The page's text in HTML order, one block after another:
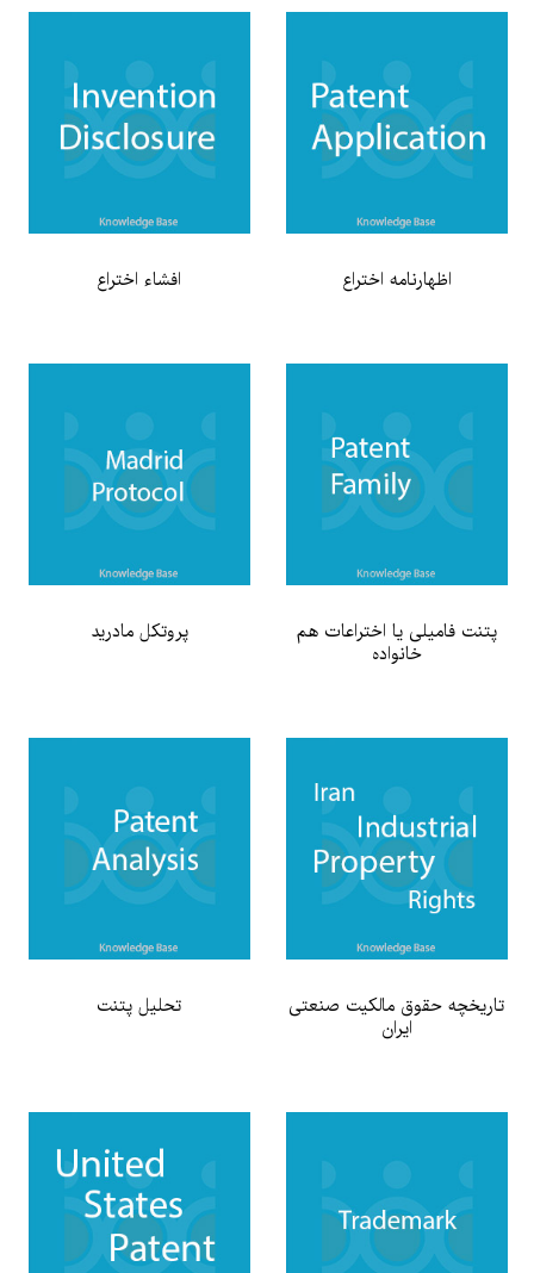
اظهارنامه اختراع افشاء اختراع
پتنت فامیلی یا اختراعات هم
خانواده
پروتكل مادريد
تاریخچه حقوق مالکیت صنعتی
ایران
تحلیل پتنت